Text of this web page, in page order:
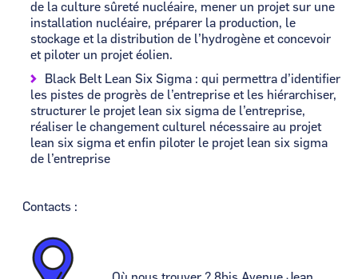
de la culture sûreté nucléaire, mener un projet sur une
installation nucléaire, préparer la production, le
stockage et la distribution de l’hydrogène et concevoir
et piloter un projet éolien.
Black Belt Lean Six Sigma : qui permettra d’identifier
les pistes de progrès de l’entreprise et les hiérarchiser,
structurer le projet lean six sigma de l’entreprise,
réaliser le changement culturel nécessaire au projet
lean six sigma et enfin piloter le projet lean six sigma
de l’entreprise
Contacts :
Image